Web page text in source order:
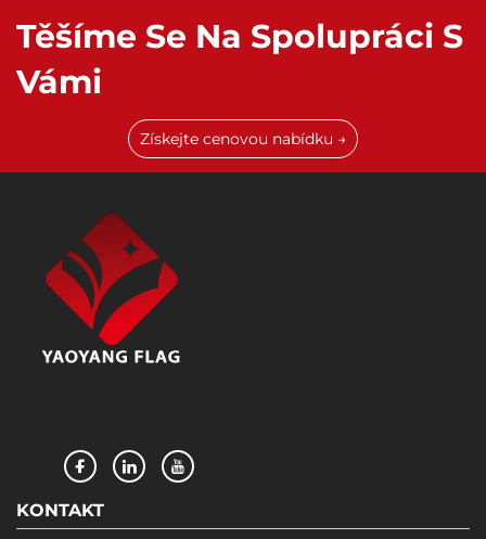
Těšíme Se Na Spolupráci S
Vámi
Získejte cenovou nabídku →
KONTAKT